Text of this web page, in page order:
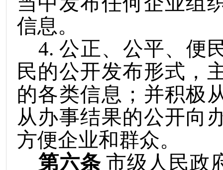
信息。
4.公正、公平、便
民的公开发布形式，
的各类信息；并积极
从办事结果的公开向
方便企业和群众。
第六条 市级人民政